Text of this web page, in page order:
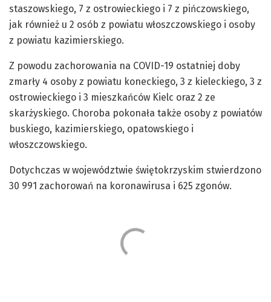
staszowskiego, 7 z ostrowieckiego i 7 z pińczowskiego,
jak również u 2 osób z powiatu włoszczowskiego i osoby
z powiatu kazimierskiego.
Z powodu zachorowania na COVID-19 ostatniej doby
zmarły 4 osoby z powiatu koneckiego, 3 z kieleckiego, 3 z
ostrowieckiego i 3 mieszkańców Kielc oraz 2 ze
skarżyskiego. Choroba pokonała także osoby z powiatów
buskiego, kazimierskiego, opatowskiego i
włoszczowskiego.
Dotychczas w województwie świętokrzyskim stwierdzono
30 991 zachorowań na koronawirusa i 625 zgonów.